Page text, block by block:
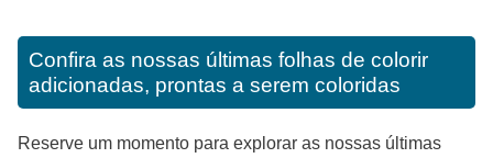
Confira as nossas últimas folhas de colorir
adicionadas, prontas a serem coloridas
Reserve um momento para explorar as nossas últimas